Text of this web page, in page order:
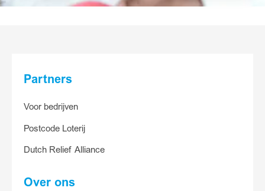
Partners
Voor bedrijven
Postcode Loterij
Dutch Relief Alliance
Over ons